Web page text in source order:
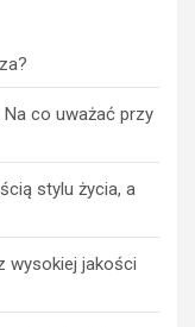
co uważać przy
stylu życia, a
wysokiej jakości